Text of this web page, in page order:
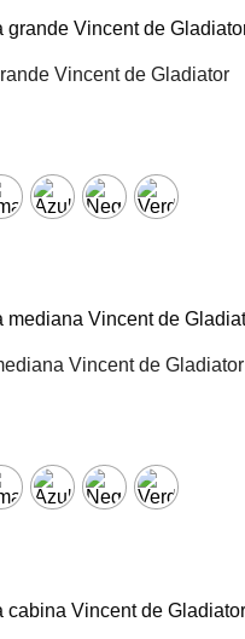
Vincent de Gladiator
Vincent de Gladiator